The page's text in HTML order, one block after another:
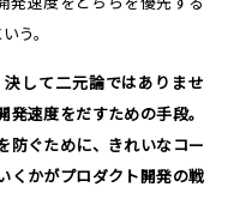
う。
決して二元論ではありませ
速度をだすための手段。
防ぐために、きれいなコー
くかがプロダクト開発の戦